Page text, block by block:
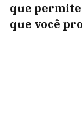
que
que você